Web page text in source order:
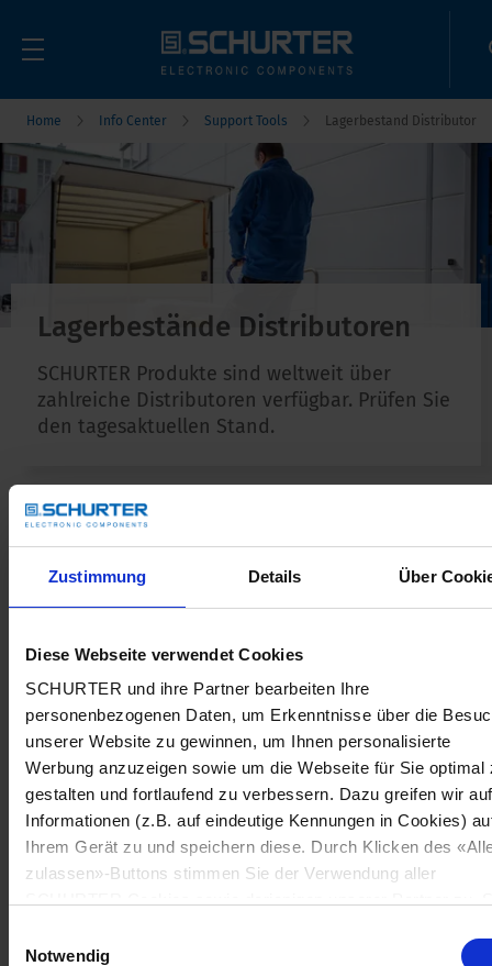
Zustimmung Details Über
Diese Webseite verwendet Cookies
SCHURTER und ihre Partner bearbeiten Ihre
personenbezogenen Daten, um Erkenntnisse über die
unserer Website zu gewinnen, um Ihnen personalisierte
Werbung anzuzeigen sowie um die Webseite für Sie optimal
gestalten und fortlaufend zu verbessern. Dazu greifen wir auf
Informationen (z.B. auf eindeutige Kennungen in Cookies)
Ihrem Gerät zu und speichern diese. Durch Klicken des
zulassen»-Buttons stimmen Sie der Verwendung aller
«Cookie-Einstellungen verwalten» am Seitenende klicken.
Notwendig
Home Info Center Support Tools Lagerbestand Distributor
Lagerbestände Distributoren
SCHURTER Produkte sind weltweit über
zahlreiche Distributoren verfügbar. Prüfen Sie
den tagesaktuellen Stand.